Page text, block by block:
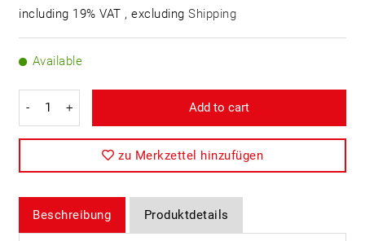
including 19% VAT , excluding Shipping
Available
- + Add to cart
zu Merkzettel hinzufügen
Beschreibung Produktdetails